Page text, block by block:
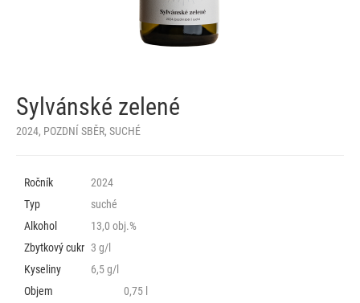
Sylvánské zelené
2024, POZDNÍ SBĚR, SUCHÉ
Ročník
2024
Typ
suché
Alkohol
13,0 obj.%
Zbytkový cukr 3 g/l
Kyseliny
6,5 g/l
Objem
0,75 l